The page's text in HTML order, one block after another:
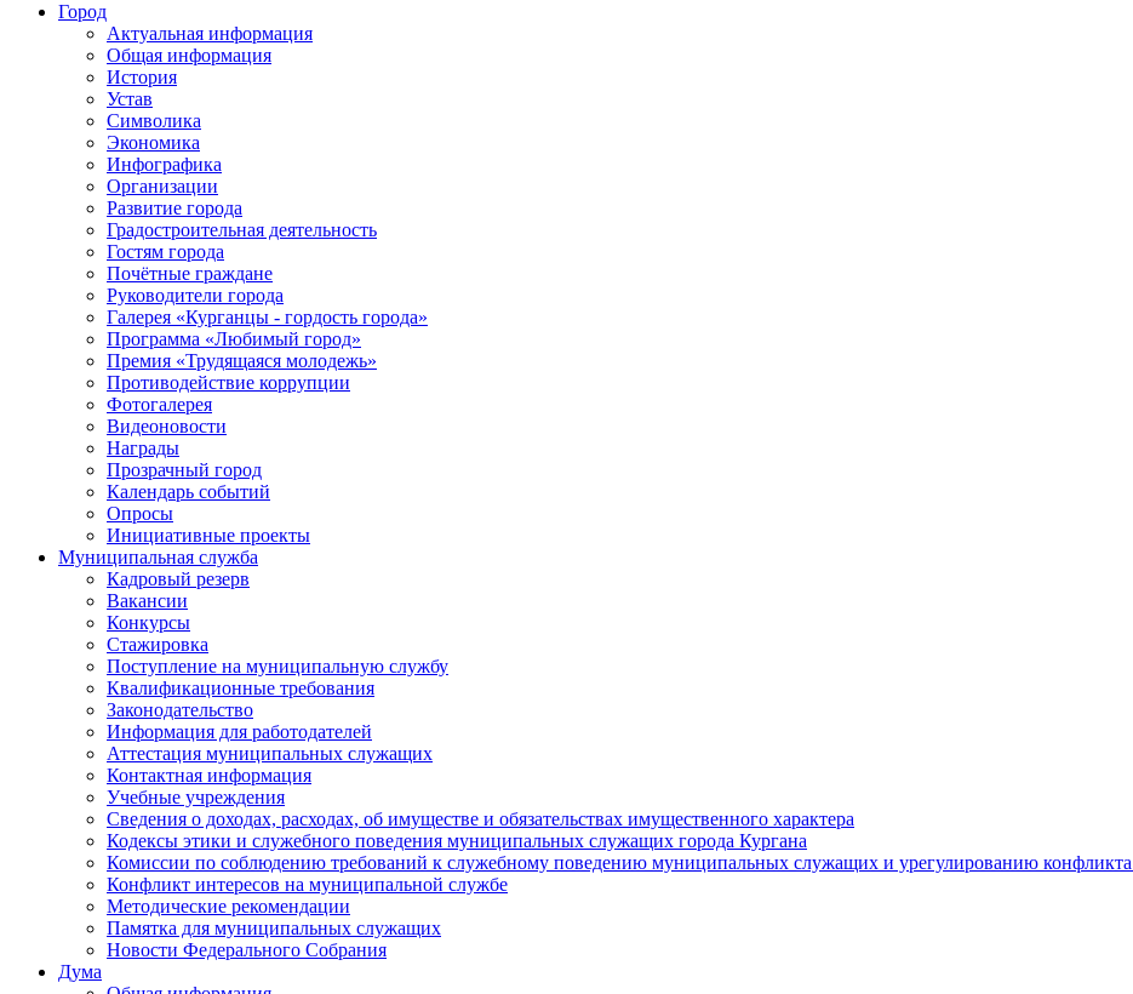
Город
Актуальная информация
Общая информация
История
Устав
Символика
Экономика
Инфографика
Организации
Развитие города
Градостроительная деятельность
Гостям города
Почётные граждане
Руководители города
Галерея «Курганцы - гордость города»
Программа «Любимый город»
Премия «Трудящаяся молодежь»
Противодействие коррупции
Фотогалерея
Видеоновости
Награды
Прозрачный город
Календарь событий
Опросы
Инициативные проекты
Муниципальная служба
Кадровый резерв
Вакансии
Конкурсы
Стажировка
Поступление на муниципальную службу
Квалификационные требования
Законодательство
Информация для работодателей
Аттестация муниципальных служащих
Контактная информация
Учебные учреждения
Сведения о доходах, расходах, об имуществе и обязательствах имущественного характера
Кодексы этики и служебного поведения муниципальных служащих города Кургана
Комиссии по соблюдению требований к служебному поведению муниципальных служащих и урегулированию
Конфликт интересов на муниципальной службе
Методические рекомендации
Памятка для муниципальных служащих
Новости Федерального Cобрания
Дума